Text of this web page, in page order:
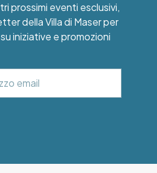
prossimi eventi esclusivi,
della Villa di Maser per
iniziative e promozioni